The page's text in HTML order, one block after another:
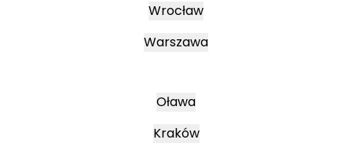
Wrocław
Warszawa
Oława
Kraków